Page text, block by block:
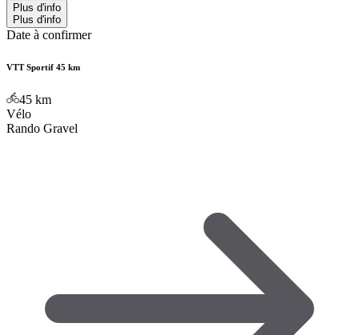
Plus d'info
Plus d'info
Date à confirmer
VTT Sportif 45 km
45 km
Vélo
Rando Gravel